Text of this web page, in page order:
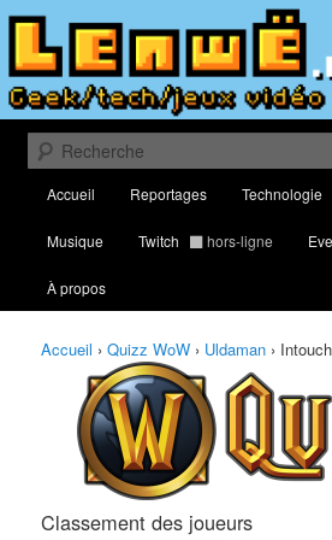
Aller
contenu
principal
Aller
contenu
secondaireLenwë – Culture
vidéo
Classement des meilleurs joueurs au Quizz
Recherche
principal
Accueil Reportages Technologie
Musique Twitch hors-ligne
À propos
Accueil › Quizz WoW › Uldaman ›
Classement des joueurs